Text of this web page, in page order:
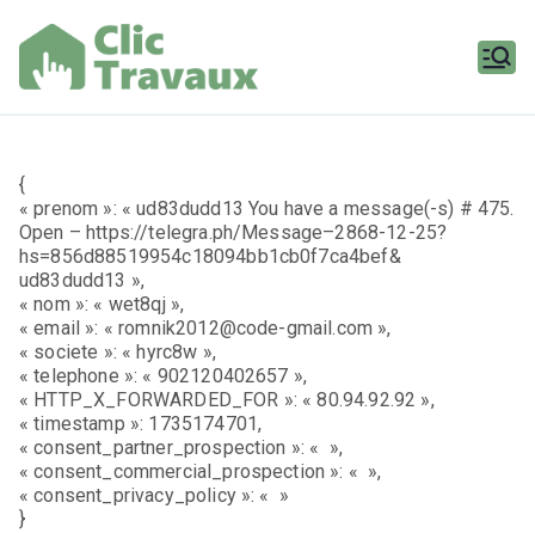
contenu
{
« prenom »: « ud83dudd13 You have a message(-s) # 475.
Open – https://telegra.ph/Message–2868-12-25?
hs=856d88519954c18094bb1cb0f7ca4bef&
ud83dudd13 »,
« nom »: « wet8qj »,
« email »: « romnik2012@code-gmail.com »,
« societe »: « hyrc8w »,
« telephone »: « 902120402657 »,
« HTTP_X_FORWARDED_FOR »: « 80.94.92.92 »,
« timestamp »: 1735174701,
« consent_partner_prospection »: « »,
« consent_commercial_prospection »: « »,
« consent_privacy_policy »: « »
}